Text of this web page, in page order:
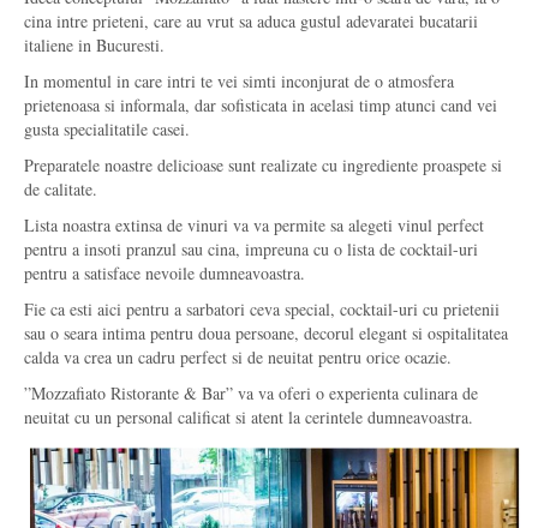
cina intre prieteni, care au vrut sa aduca gustul adevaratei bucatarii
italiene in Bucuresti.
In momentul in care intri te vei simti inconjurat de o atmosfera
prietenoasa si informala, dar sofisticata in acelasi timp atunci cand vei
gusta specialitatile casei.
Preparatele noastre delicioase sunt realizate cu ingrediente proaspete si
de calitate.
Lista noastra extinsa de vinuri va va permite sa alegeti vinul perfect
pentru a insoti pranzul sau cina, impreuna cu o lista de cocktail-uri
pentru a satisface nevoile dumneavoastra.
Fie ca esti aici pentru a sarbatori ceva special, cocktail-uri cu prietenii
sau o seara intima pentru doua persoane, decorul elegant si ospitalitatea
calda va crea un cadru perfect si de neuitat pentru orice ocazie.
”Mozzafiato Ristorante & Bar” va va oferi o experienta culinara de
neuitat cu un personal calificat si atent la cerintele dumneavoastra.